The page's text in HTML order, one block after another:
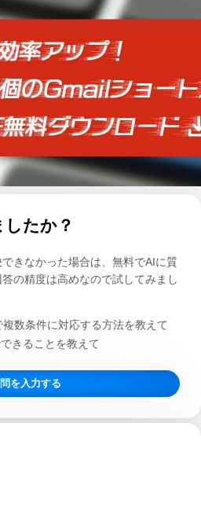
したか？
きなかった場合は、無料でAIに質
の精度は高めなので試してみまし
数条件に対応する方法を教えて
きることを教えて
を入力する